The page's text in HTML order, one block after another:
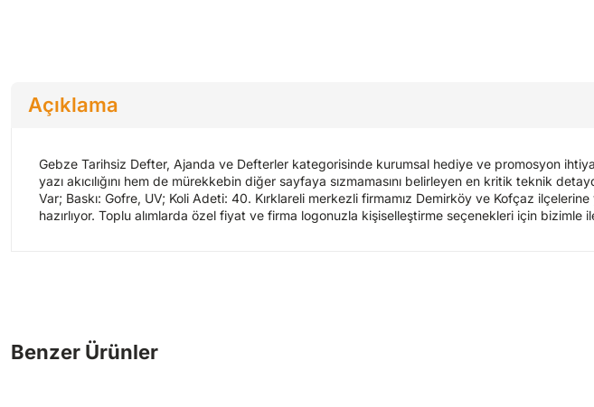
Açıklama
Gebze Tarihsiz Defter, Ajanda ve Defterler kategorisinde kurumsal hediye ve promosyon
yazı akıcılığını hem de mürekkebin diğer sayfaya sızmamasını belirleyen en kritik teknik
Var; Baskı: Gofre, UV; Koli Adeti: 40. Kırklareli merkezli firmamız Demirköy ve Kofçaz
hazırlıyor. Toplu alımlarda özel fiyat ve firma logonuzla kişiselleştirme seçenekleri için bizimle